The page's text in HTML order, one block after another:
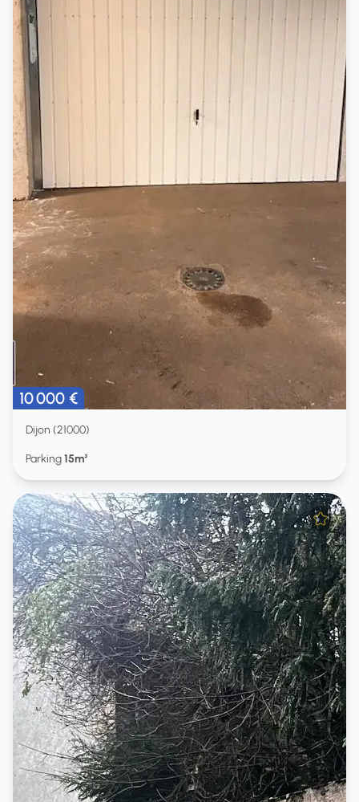
10 000 €
Dijon (21000)
Parking15m²